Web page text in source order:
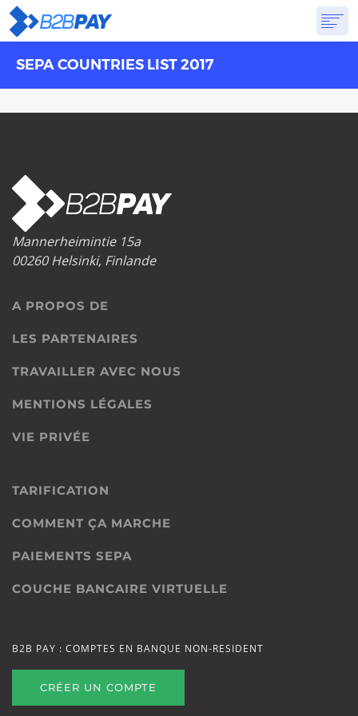
A PROPOS DESOLUTIONSBANQUE VIRTUELLE
SEPA COUNTRIES LIST 2017
Mannerheimintie 15a
00260 Helsinki, Finlande
A PROPOS DE
LES PARTENAIRES
TRAVAILLER AVEC NOUS
MENTIONS LÉGALES
VIE PRIVÉE
TARIFICATION
COMMENT ÇA MARCHE
PAIEMENTS SEPA
COUCHE BANCAIRE VIRTUELLE
B2B PAY : COMPTES EN BANQUE NON-RESIDENT
CRÉER UN COMPTE